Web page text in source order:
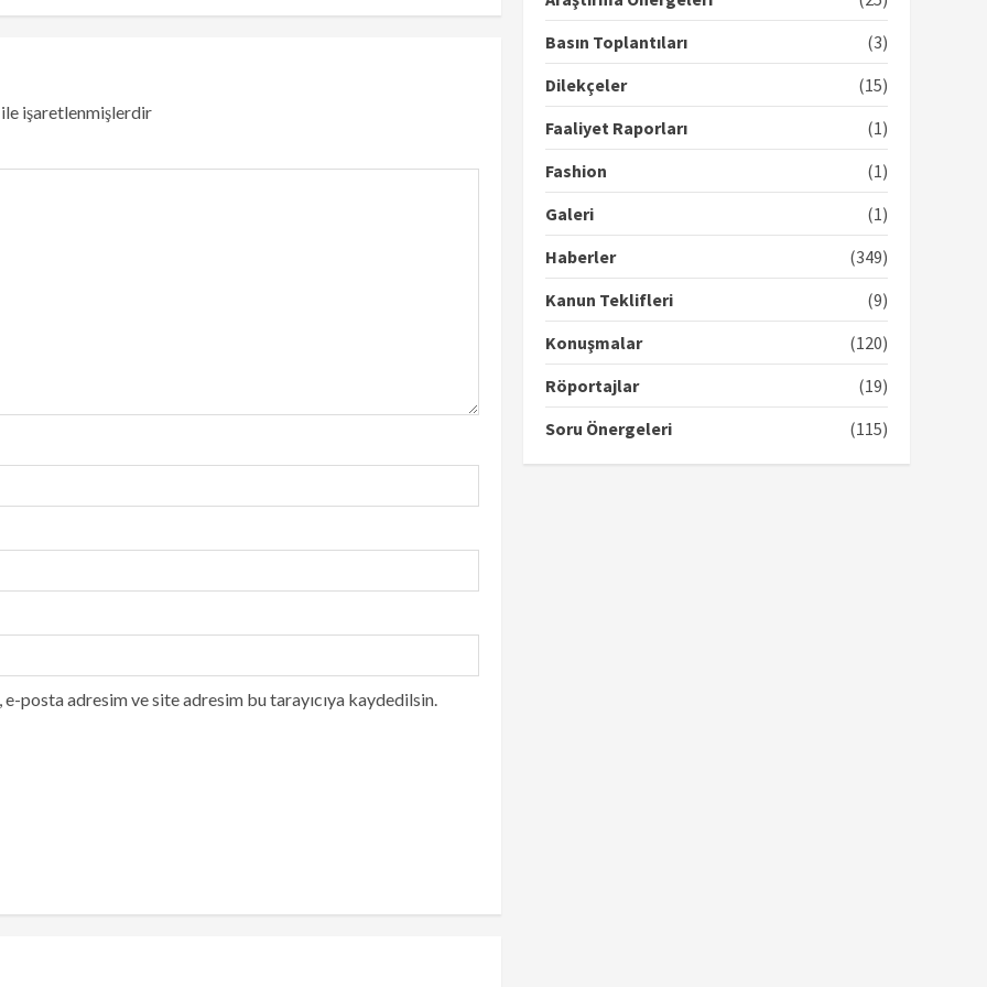
işaretlenmişlerdir
e-posta adresim ve site adresim bu tarayıcıya kaydedilsin.
Basın Toplantıları
(3)
Dilekçeler
(15)
Faaliyet Raporları
(1)
Fashion
(1)
Galeri
(1)
Haberler
(349)
Kanun Teklifleri
(9)
Konuşmalar
(120)
Röportajlar
(19)
Soru Önergeleri
(115)